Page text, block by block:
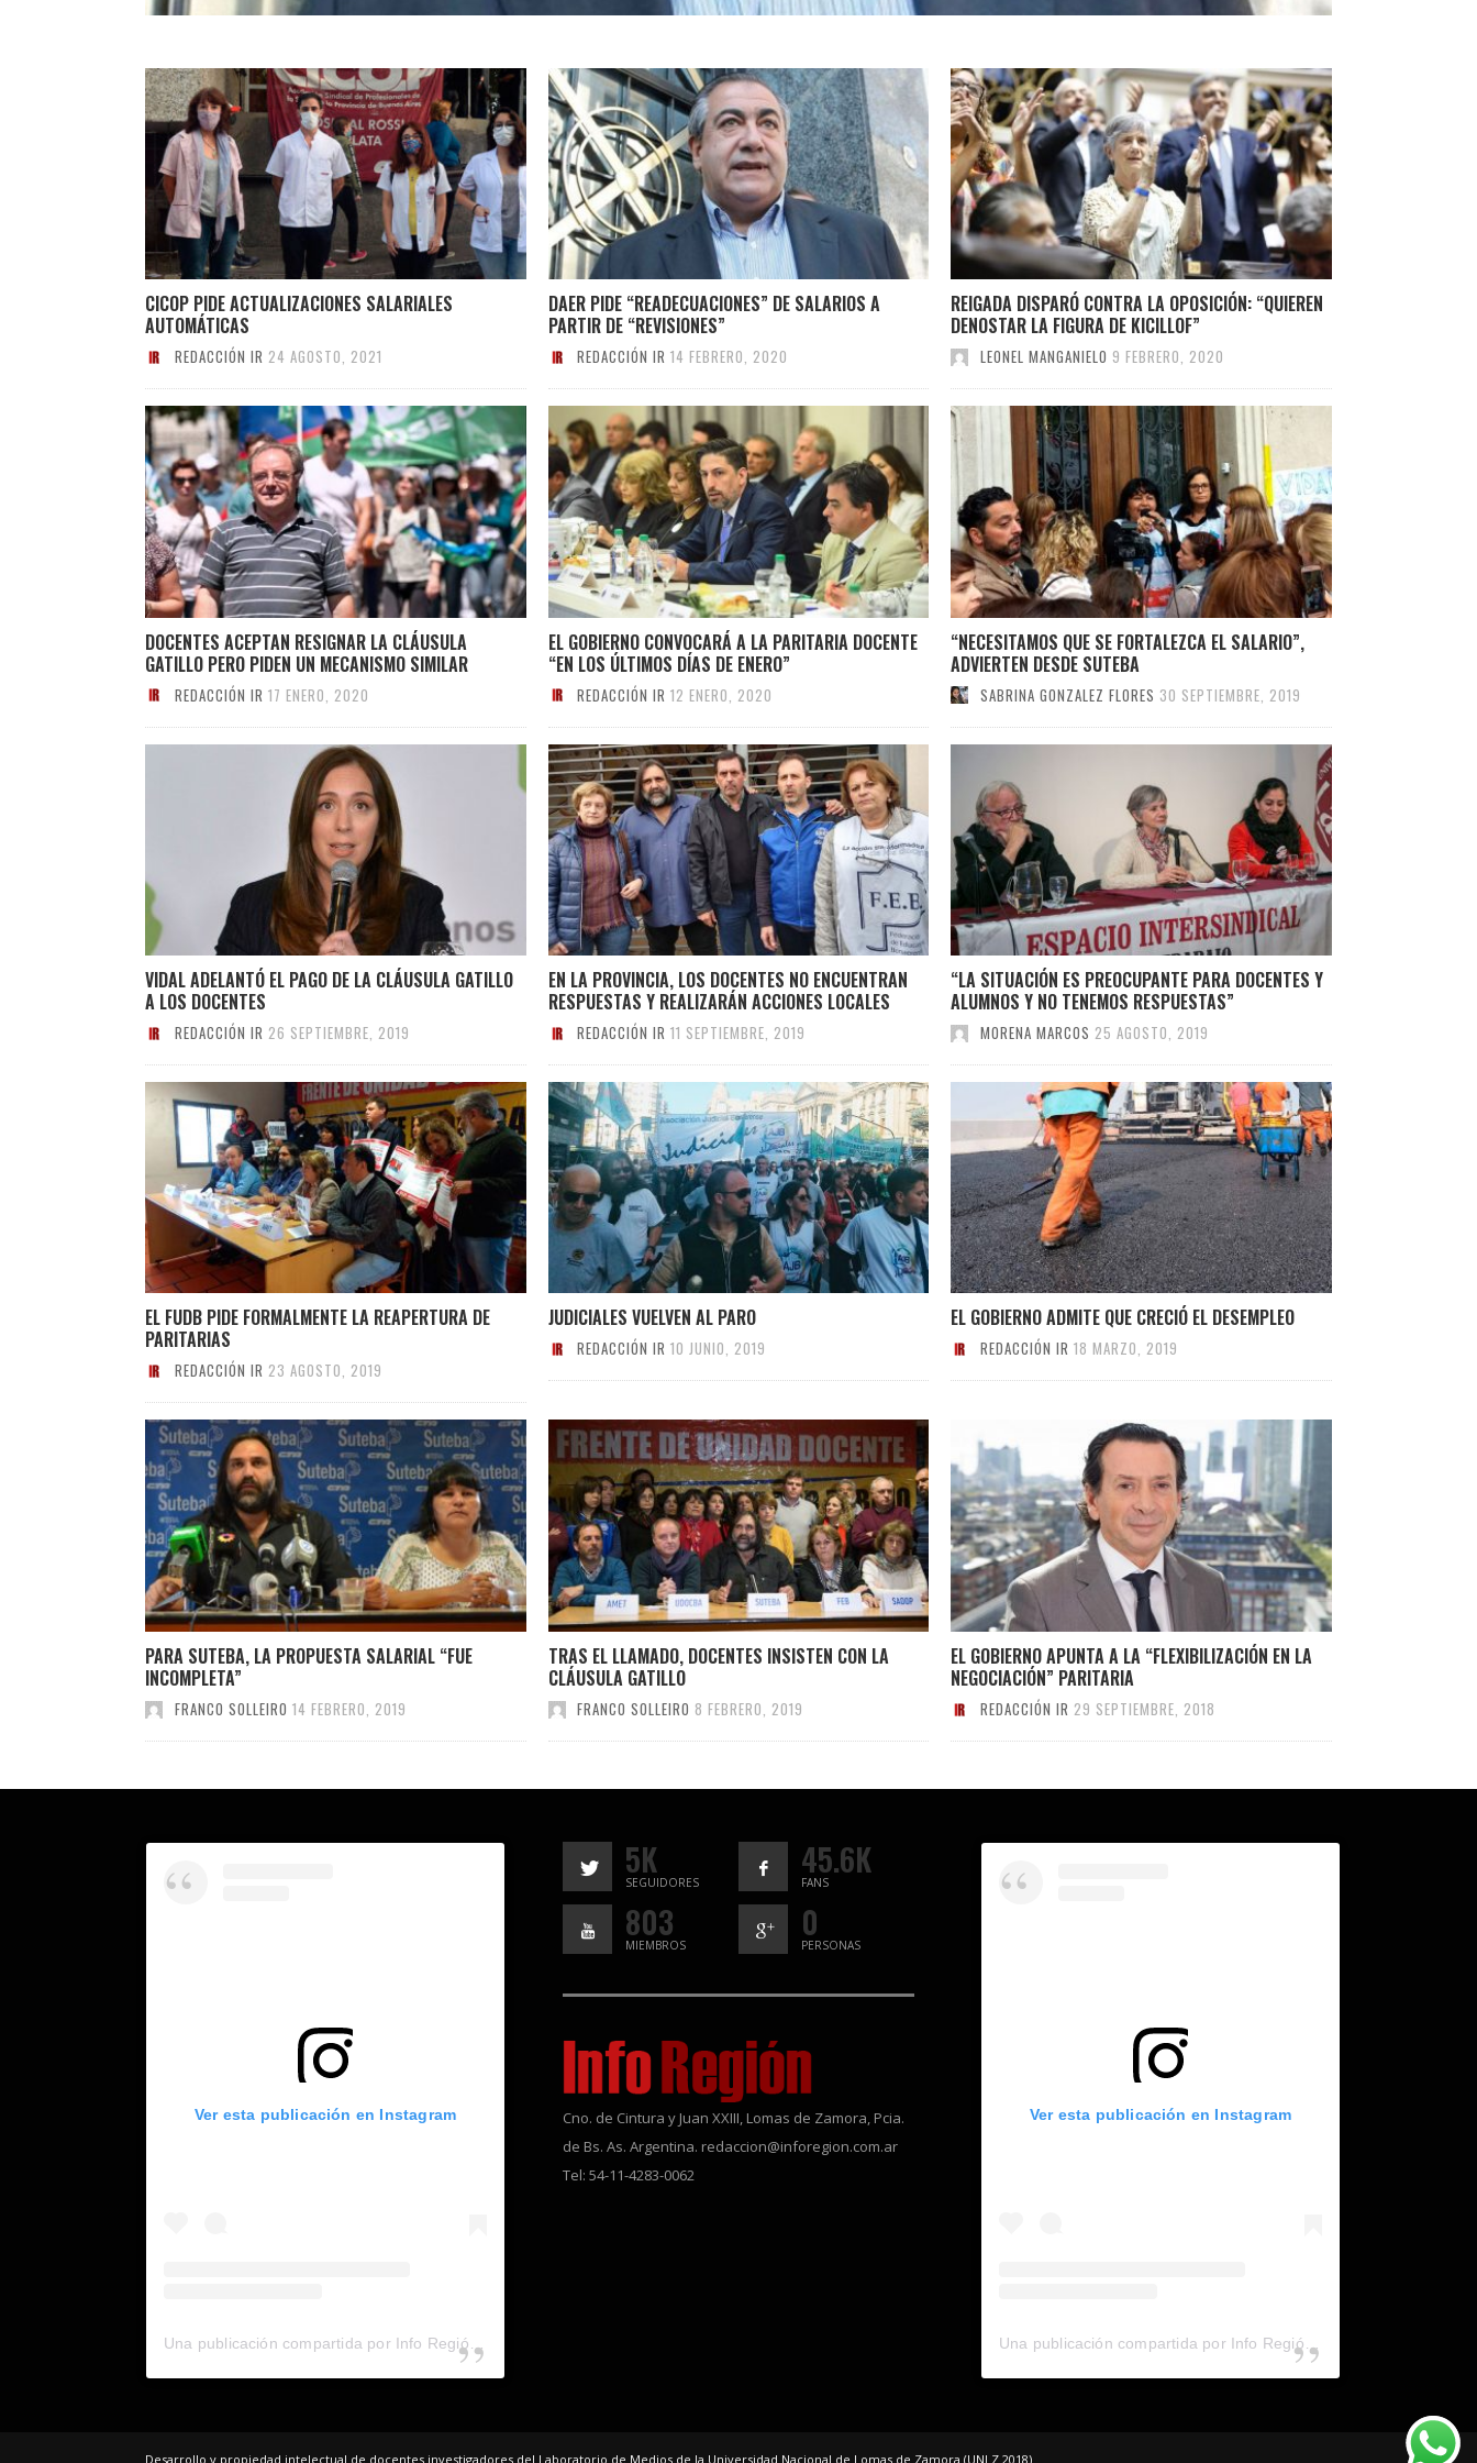
CICOP PIDE ACTUALIZACIONES SALARIALES
AUTOMÁTICAS
REDACCIÓN IR 24 AGOSTO, 2021
DAER PIDE “READECUACIONES” DE SALARIOS A
PARTIR DE “REVISIONES”
REDACCIÓN IR 14 FEBRERO, 2020
REIGADA DISPARÓ CONTRA LA OPOSICIÓN: “QUIEREN
DENOSTAR LA FIGURA DE KICILLOF”
LEONEL MANGANIELO 9 FEBRERO, 2020
DOCENTES ACEPTAN RESIGNAR LA CLÁUSULA
GATILLO PERO PIDEN UN MECANISMO SIMILAR
REDACCIÓN IR 17 ENERO, 2020
EL GOBIERNO CONVOCARÁ A LA PARITARIA DOCENTE
“EN LOS ÚLTIMOS DÍAS DE ENERO”
REDACCIÓN IR 12 ENERO, 2020
“NECESITAMOS QUE SE FORTALEZCA EL SALARIO”,
ADVIERTEN DESDE SUTEBA
SABRINA GONZALEZ FLORES 30 SEPTIEMBRE, 2019
VIDAL ADELANTÓ EL PAGO DE LA CLÁUSULA GATILLO
A LOS DOCENTES
REDACCIÓN IR 26 SEPTIEMBRE, 2019
EN LA PROVINCIA, LOS DOCENTES NO ENCUENTRAN
RESPUESTAS Y REALIZARÁN ACCIONES LOCALES
REDACCIÓN IR 11 SEPTIEMBRE, 2019
“LA SITUACIÓN ES PREOCUPANTE PARA DOCENTES Y
ALUMNOS Y NO TENEMOS RESPUESTAS”
MORENA MARCOS 25 AGOSTO, 2019
EL FUDB PIDE FORMALMENTE LA REAPERTURA DE
PARITARIAS
REDACCIÓN IR 23 AGOSTO, 2019
JUDICIALES VUELVEN AL PARO
REDACCIÓN IR 10 JUNIO, 2019
EL GOBIERNO ADMITE QUE CRECIÓ EL DESEMPLEO
REDACCIÓN IR 18 MARZO, 2019
PARA SUTEBA, LA PROPUESTA SALARIAL “FUE
INCOMPLETA”
FRANCO SOLLEIRO 14 FEBRERO, 2019
TRAS EL LLAMADO, DOCENTES INSISTEN CON LA
CLÁUSULA GATILLO
FRANCO SOLLEIRO 8 FEBRERO, 2019
EL GOBIERNO APUNTA A LA “FLEXIBILIZACIÓN EN LA
NEGOCIACIÓN” PARITARIA
REDACCIÓN IR 29 SEPTIEMBRE, 2018
Ver esta publicación en Instagram
5K
SEGUIDORES
45.6K
FANS
803
MIEMBROS
0
PERSONAS
Cno. de Cintura y Juan XXIII, Lomas de Zamora, Pcia.
de Bs. As. Argentina. redaccion@inforegion.com.ar
Tel: 54-11-4283-0062
Ver esta publicación en Instagram
Desarrollo y propiedad intelectual de docentes investigadores del Laboratorio de Medios de la Universidad Nacional de Lomas de Zamora (UNLZ 2018)